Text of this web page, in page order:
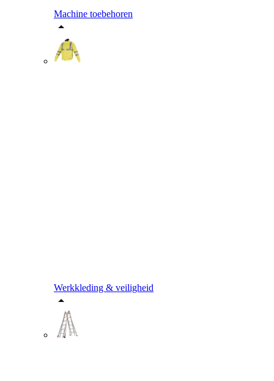
Machine toebehoren
Werkkleding & veiligheid